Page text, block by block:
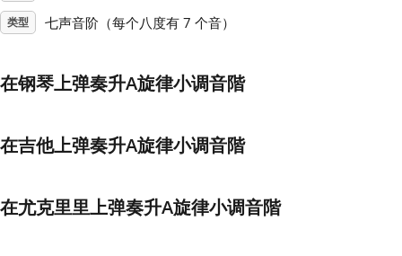
类型 七声音阶（每个八度有 7 个音）
在钢琴上弹奏升A旋律小调音階
在吉他上弹奏升A旋律小调音階
在尤克里里上弹奏升A旋律小调音階